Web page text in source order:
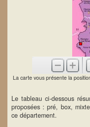
La carte vous présente la
Le tableau ci-dessous
proposées : pré, box,
ce département.